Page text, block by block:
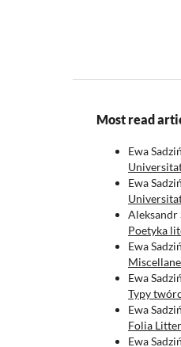
Most read
Ewa
Ewa
Aleksandr
Poetyka
Ewa
Ewa
Typy
Ewa
Folia
Ewa